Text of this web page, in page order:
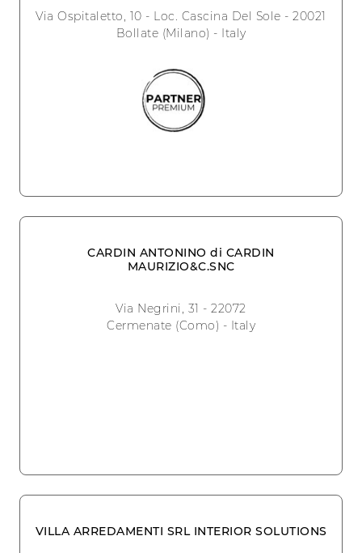
Via Ospitaletto, 10 - Loc. Cascina Del Sole - 20021
Bollate (Milano) - Italy
CARDIN ANTONINO di CARDIN
MAURIZIO&C.SNC
Via Negrini, 31 - 22072
Cermenate (Como) - Italy
VILLA ARREDAMENTI SRL INTERIOR SOLUTIONS